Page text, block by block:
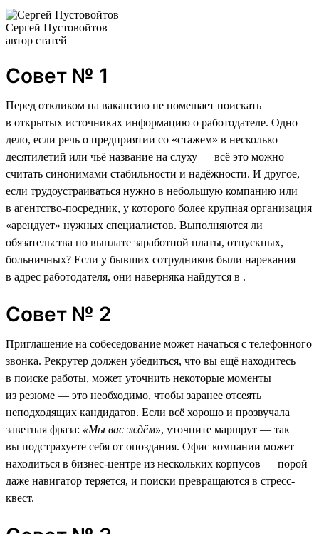
Сергей Пустовойтов
автор статей
Совет № 1
Перед откликом на вакансию не помешает поискать
в открытых источниках информацию о работодателе. Одно
дело, если речь о предприятии со «стажем» в несколько
десятилетий или чьё название на слуху — всё это можно
считать синонимами стабильности и надёжности. И другое,
если трудоустраиваться нужно в небольшую компанию или
в агентство-посредник, у которого более крупная организация
«арендует» нужных специалистов. Выполняются ли
обязательства по выплате заработной платы, отпускных,
больничных? Если у бывших сотрудников были нарекания
в адрес работодателя, они наверняка найдутся в .
Совет № 2
Приглашение на собеседование может начаться с телефонного
звонка. Рекрутер должен убедиться, что вы ещё находитесь
в поиске работы, может уточнить некоторые моменты
из резюме — это необходимо, чтобы заранее отсеять
неподходящих кандидатов. Если всё хорошо и прозвучала
заветная фраза: «Мы вас ждём», уточните маршрут — так
вы подстрахуете себя от опоздания. Офис компании может
находиться в бизнес-центре из нескольких корпусов — порой
даже навигатор теряется, и поиски превращаются в стресс-
квест.